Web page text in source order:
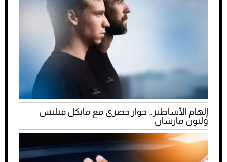
إلهام الأساطير.. حوار حصري مع مايكل فيلبس
وليون مارشان